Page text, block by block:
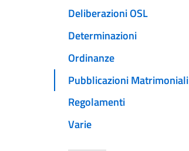
Deliberazioni OSL
Determinazioni
Ordinanze
Pubblicazioni Matrimoniali
Regolamenti
Varie